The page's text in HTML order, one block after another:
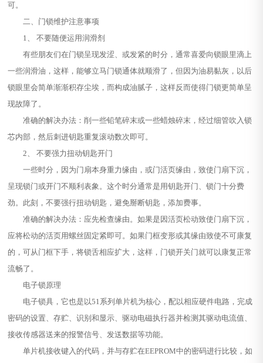
可。
二、门锁维护注意事项
1、 不要随便运用润滑剂
有些朋友们在门锁呈现发涩、或发紧的时分，通常喜爱向锁眼里滴上
一些润滑油，这样，能够立马门锁通体就顺滑了，但因为油易黏灰，以后
锁眼里会简单渐渐积存尘埃，而构成油腻子，这样反而使得门锁更简单呈
现故障了。
准确的解决办法：削一些铅笔碎末或一些蜡烛碎末，经过细管吹入锁
芯内部，然后刺进钥匙重复滚动数次即可。
2、 不要强力扭动钥匙开门
一些时分，因为门扇本身重力缘由，或门活页缘由，致使门扇下沉，
呈现锁门或开门不顺利表象。这个时分通常是用钥匙开门、锁门十分费
劲。此刻，不要强行扭动钥匙，避免掰断钥匙，添加费事。
准确的解决办法：应先检查缘由。如果是因活页松动致使门扇下沉，
应将松动的活页用螺丝固定紧即可。如果门框变形或其缘由致使不可康复
的，可从门框下手，将锁舌相应扩大，这样，门锁开关门就可以康复正常
流畅了。
电子锁原理
电子锁具，它也是以51系列单片机为核心，配以相应硬件电路，完成
密码的设置、存贮、识别和显示、驱动电磁执行器并检测其驱动电流值、
接收传感器送来的报警信号、发送数据等功能。
单片机接收键入的代码，并与存贮在EEPROM中的密码进行比较，如